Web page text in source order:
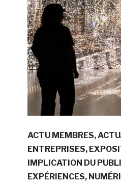
ACTU MEMBRES
ENTREPRISES
IMPLICATION DU
EXPÉRIENCES